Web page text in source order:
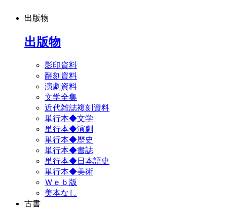
出版物
出版物
影印資料
翻刻資料
演劇資料
文学全集
近代雑誌複刻資料
単行本◆文学
単行本◆演劇
単行本◆歴史
単行本◆書誌
単行本◆日本語史
単行本◆美術
Ｗｅｂ版
美本なし
古書